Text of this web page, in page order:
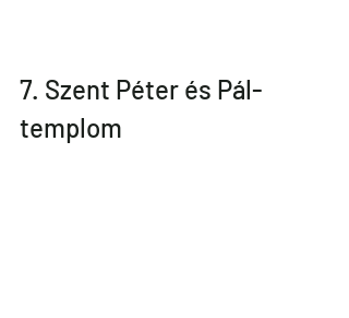
7. Szent Péter és Pál-
templom